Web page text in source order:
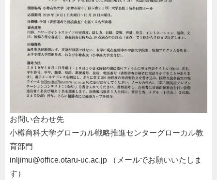
お問い合わせ先
小樽商科大学グローカル戦略推進センターグローカル教
育部門
inljimu@office.otaru-uc.ac.jp （メールでお願いいたしま
す）